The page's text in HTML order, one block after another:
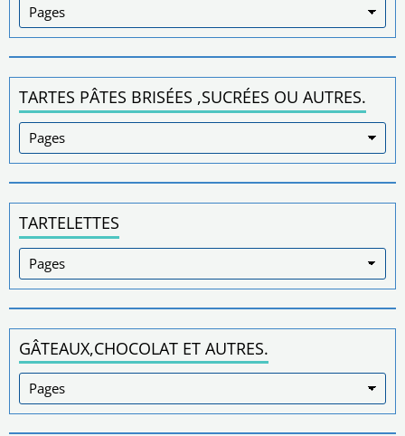
TARTES PÂTES BRISÉES ,SUCRÉES OU AUTRES.
TARTELETTES
GÂTEAUX,CHOCOLAT ET AUTRES.